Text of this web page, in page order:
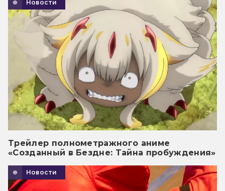
Новости
Трейлер полнометражного аниме
«Созданный в Бездне: Тайна пробуждения»
Новости